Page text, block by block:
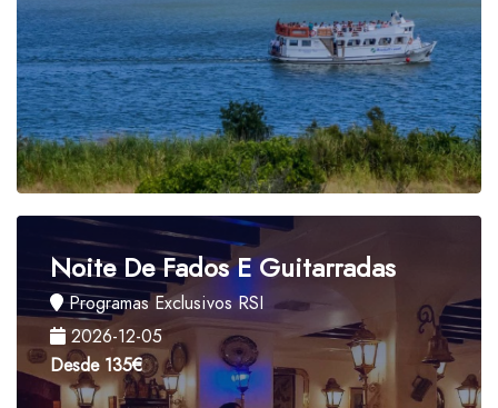
Noite De Fados E Guitarradas
Programas Exclusivos RSI
2026-12-05
Desde 135€